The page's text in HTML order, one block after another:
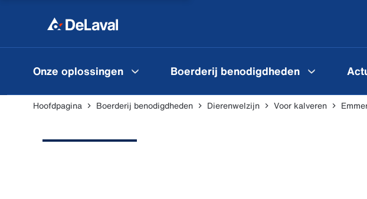
Onze oplossingen Boerderij benodigdheden
Hoofdpagina Boerderij benodigdheden Dierenwelzijn Voor kalveren